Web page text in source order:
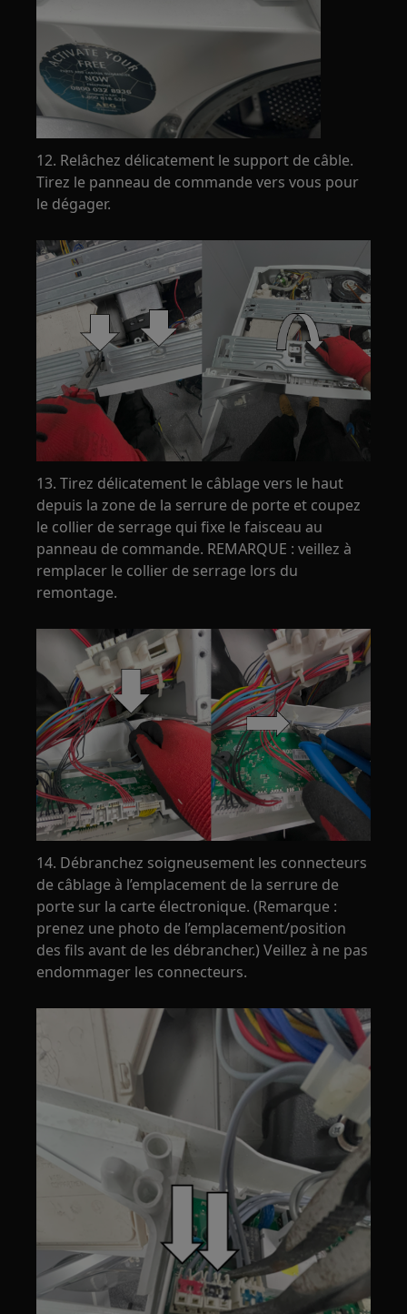
12. Relâchez délicatement le support de câble.
Tirez le panneau de commande vers vous pour
le dégager.
13. Tirez délicatement le câblage vers le haut
depuis la zone de la serrure de porte et coupez
le collier de serrage qui fixe le faisceau au
panneau de commande. REMARQUE : veillez à
remplacer le collier de serrage lors du
remontage.
14. Débranchez soigneusement les connecteurs
de câblage à l’emplacement de la serrure de
porte sur la carte électronique. (Remarque :
prenez une photo de l’emplacement/position
des fils avant de les débrancher.) Veillez à ne pas
endommager les connecteurs.